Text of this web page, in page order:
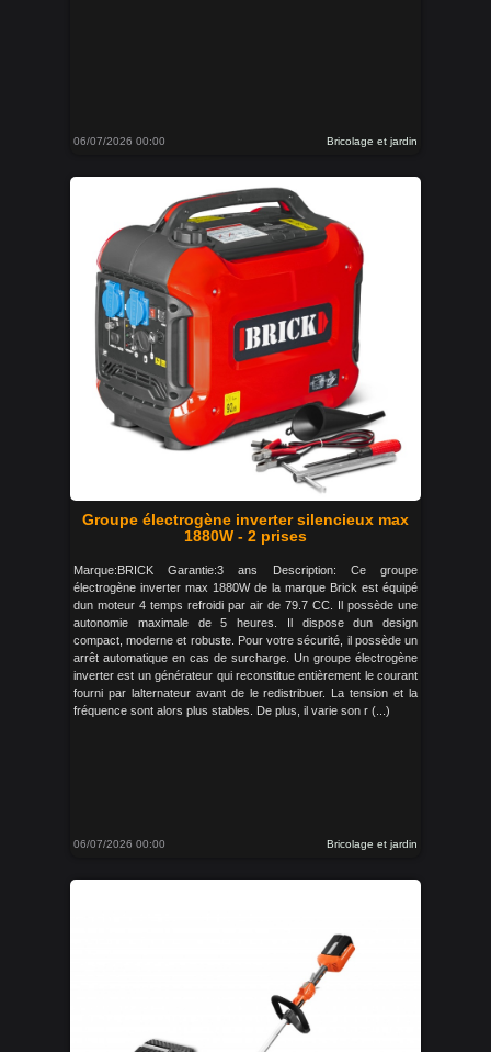
06/07/2026 00:00 Bricolage et jardin
Groupe électrogène inverter silencieux max
1880W - 2 prises
Marque:BRICK Garantie:3 ans Description: Ce groupe
électrogène inverter max 1880W de la marque Brick est équipé
dun moteur 4 temps refroidi par air de 79.7 CC. Il possède une
autonomie maximale de 5 heures. Il dispose dun design
compact, moderne et robuste. Pour votre sécurité, il possède un
arrêt automatique en cas de surcharge. Un groupe électrogène
inverter est un générateur qui reconstitue entièrement le courant
fourni par lalternateur avant de le redistribuer. La tension et la
fréquence sont alors plus stables. De plus, il varie son r (...)
06/07/2026 00:00 Bricolage et jardin